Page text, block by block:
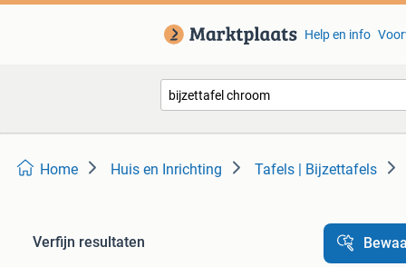
Help en info
Home Huis en Inrichting Tafels | Bijzettafels
Verfijn resultaten